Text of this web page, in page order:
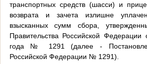
транспортных средств (шасси) и
возврата и зачета излишне
взысканных сумм сбора,
Правительства Российской
года № 1291 (далее -
Российской Федерации № 1291).